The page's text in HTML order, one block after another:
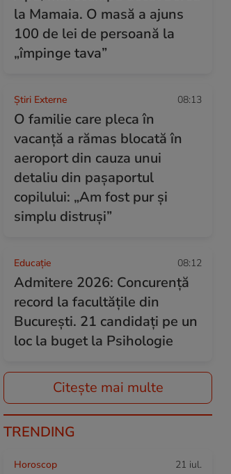
la Mamaia. O masă a ajuns
100 de lei de persoană la
„împinge tava”
Știri Externe 08:13
O familie care pleca în
vacanță a rămas blocată în
aeroport din cauza unui
detaliu din pașaportul
copilului: „Am fost pur și
simplu distruși”
Educație 08:12
Admitere 2026: Concurență
record la facultățile din
București. 21 candidați pe un
loc la buget la Psihologie
Citește mai multe
TRENDING
Horoscop 21 iul.